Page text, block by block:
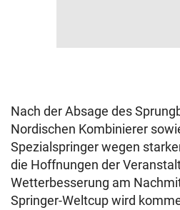
Nach der Absage des
Nordischen Kombinierer
Spezialspringer wegen
die Hoffnungen der
Wetterbesserung am
Springer-Weltcup wird